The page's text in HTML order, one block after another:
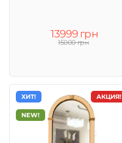
13999 грн
15000 грн
АКЦИЯ!
ХИТ!
NEW!